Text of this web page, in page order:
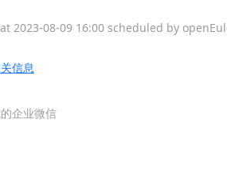
2023-08-09 16:00 scheduled by
信息
企业微信